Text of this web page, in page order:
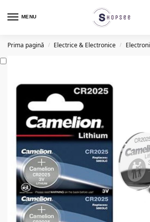
MENU
Prima pagină / Electrice & Electronice /